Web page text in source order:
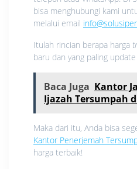
bisa menghubungi kami
melalui email
Itulah rincian berapa harga
baru dan yang paling
Baca Juga Kantor
Ijazah Tersumpah
Maka dari itu, Anda bisa
Kantor Penerjemah
harga terbaik!